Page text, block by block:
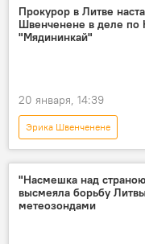
В Литве
Литва
суд
Политика
Прокурор в Литве
Швенченене в деле по
"Мядининкай"
20 января, 14:39
Эрика Швенченене
Дело о расстреле на
КПП "Мядининкай"
Общество
суд
"Насмешка над
высмеяла борьбу
метеозондами